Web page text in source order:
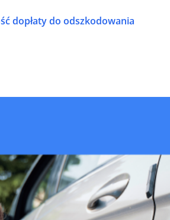
dopłaty do odszkodowania